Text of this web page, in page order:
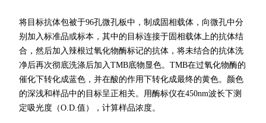
将目标抗体包被于96孔微孔板中，制成固相载体，向微孔中分
别加入标准品或标本，其中的目标连接于固相载体上的抗体结
合，然后加入辣根过氧化物酶标记的抗体，将未结合的抗体洗
净后再次彻底洗涤后加入TMB底物显色。TMB在过氧化物酶的
催化下转化成蓝色，并在酸的作用下转化成最终的黄色。颜色
的深浅和样品中的目标呈正相关。用酶标仪在450nm波长下测
定吸光度（O.D.值），计算样品浓度。